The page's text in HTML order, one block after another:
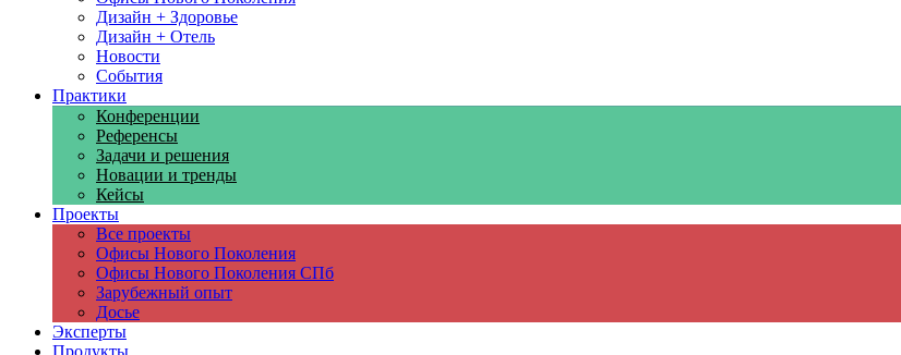
Дизайн + Здоровье
Дизайн + Отель
Новости
События
Практики
Конференции
Референсы
Задачи и решения
Новации и тренды
Кейсы
Проекты
Все проекты
Офисы Нового Поколения
Офисы Нового Поколения СПб
Зарубежный опыт
Досье
Эксперты
Продукты